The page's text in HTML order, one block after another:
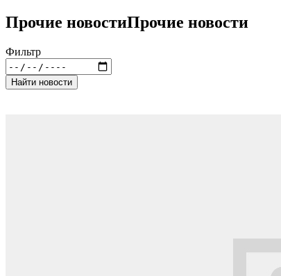
Прочие новостиПрочие новости
Фильтр
Найти новости